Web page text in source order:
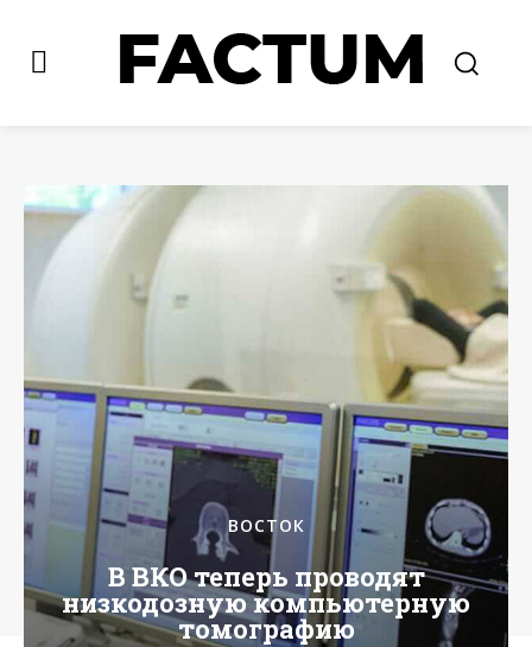
ВОСТОК
В ВКО теперь проводят
низкодозную компьютерную
томографию